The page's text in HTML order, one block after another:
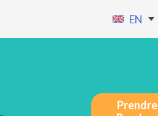
EN
Prendre